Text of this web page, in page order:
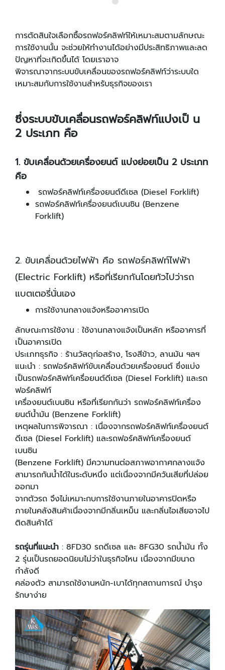
การตัดสินใจเลือกซื้อรถฟอร์คลิฟท์ให้เหมาะสมตามลักษณะ
การใช้งานนั้น จะช่วยให้ทํางานได้อย่างมีประสิทธิภาพและลด
ปัญหาที่จะเกิดขึ้นได้ โดยเราอาจ
พิจารณาจากระบบขับเคลื่อนของรถฟอร์คลิฟท์ว่าระบบใด
เหมาะสมกับการใช้งานสําหรับธุรกิจของเรา
ซึ่งระบบขับเคลื่อนรถฟอร์คลิฟท์แบ่งเป็ น
2 ประเภท คือ
1. ขับเคลื่อนด้วยเครื่องยนต์ แบ่งย่อยเป็น 2 ประเภท
คือ
รถฟอร์คลิฟท์เครื่องยนต์ดีเซล (Diesel Forklift)
รถฟอร์คลิฟท์เครื่องยนต์เบนซิน (Benzene
Forklift)
2. ขับเคลื่อนด้วยไฟฟ้า คือ รถฟอร์คลิฟท์ไฟฟ้า
(Electric Forklift) หรือที่เรียกกันโดยทัวไปว่ารถ
แบตเตอรี่นั่นเอง
การใช้งานกลางแจ้งหรืออาคารเปิด
ลักษณะการใช้งาน : ใช้งานกลางแจ้งเป็นหลัก หรืออาคารที่
เป็นอาคารเปิด
ประเภทธุรกิจ : ร้านวัสดุก่อสร้าง, โรงสีข้าว, ลานมัน ฯลฯ
แนะนํา : รถฟอร์คลิฟท์ขับเคลื่อนด้วยเครื่องยนต์ ซึ่งแบ่ง
เป็นรถฟอร์คลิฟท์เครื่อยนต์ดีเซล (Diesel Forklift) และรถ
ฟอร์คลิฟท์
เครื่องยนต์เบนซิน หรือที่เรียกกันว่า รถฟอร์คลิฟท์เครื่อง
ยนต์นํ้ามัน (Benzene Forklift)
เหตุผลในการพิจารณา : เนื่องจากรถฟอร์คลิฟท์เครื่องยนต์
ดีเซล (Diesel Forklift) และรถฟอร์คลิฟท์เครื่องยนต์
เบนซิน
(Benzene Forklift) มีความทนต่อสภาพอากาศกลางแจ้ง
สามารถกันน้ำได้ในระดับหนึ่ง แต่เนื่องจากมีควันเสียที่ปล่อย
ออกมา
จากตัวรถ จึงไม่เหมาะกบการใช้งานภายในอาคารปิดหรือ
ภายในคลังสินค้าเนื่องจากมีกลิ่นเหม็น และกลิ่นไอเสียอาจไป
ติดสินค้าได้
รถรุ่นที่แนะนํา : 8FD30 รถดีเซล และ 8FG30 รถนํ้ามัน ทั้ง
2 รุ่นเป็นรถยอดนิยมไม่ว่าในธุรกิจไหน เนื่องจากมีขนาด
กำลังดี
คล่องตัว สามารถใช้งานหนัก-เบาได้ทุกสถานการณ์ บํารุง
รักษาง่าย